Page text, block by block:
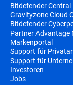
Bitdefender Central
Gravityzone Cloud
Bitdefender
Partner Advantage
Markenportal
Support für
Support für
Investoren
Jobs